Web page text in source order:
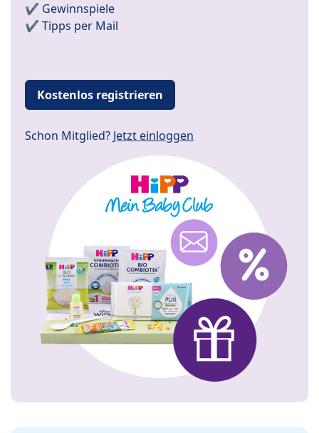
✔️ Gewinnspiele
✔️ Tipps per Mail
Kostenlos registrieren
Schon Mitglied? Jetzt einloggen